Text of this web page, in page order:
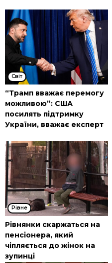
Cвіт
“Трамп вважає перемогу
можливою”: США
посилять підтримку
України, вважає експерт
Рівне
Рівнянки скаржаться на
пенсіонера, який
чіпляється до жінок на
зупинці